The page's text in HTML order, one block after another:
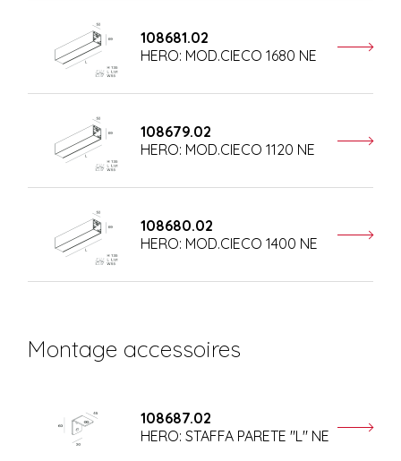
108681.02
HERO: MOD.CIECO 1680 NE
108679.02
HERO: MOD.CIECO 1120 NE
108680.02
HERO: MOD.CIECO 1400 NE
Montage accessoires
108687.02
HERO: STAFFA PARETE "L" NE